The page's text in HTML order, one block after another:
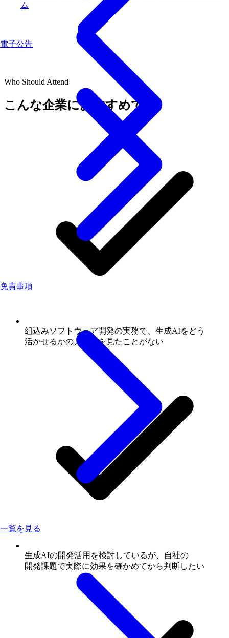
ム
電子公告
免責事項
一覧を見る
Who Should Attend
こんな企業におすすめです
組込みソフトウェア開発の実務で、 生成AIをどう
活かせるかの具体例を 見たことがない
生成AIの開発活用を検討しているが、
自社の
開発課題で実際に効果を確かめてから判断したい